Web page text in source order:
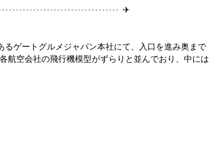
- - - - - - - - - - - - - - - - - - - - - - - - - - - - - - - - - -  ✈︎
るゲートグルメジャパン本社にて、入口を進み奥まで
航空会社の飛行機模型がずらりと並んでおり、中には